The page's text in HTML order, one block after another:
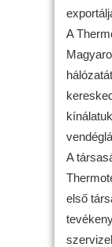
A
A
első